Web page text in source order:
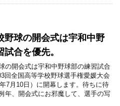
野球の開会式は宇和中野
合を優先。
の開会式は宇和中野球部の練習試合
回全国高等学校野球選手権愛媛大会
7月10日）に開幕します。待ちに待
年、開会式にお邪魔して、選手の写